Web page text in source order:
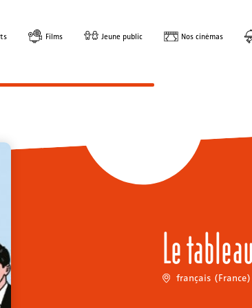
Films Jeune public Nos cinémas
Le
français (France)